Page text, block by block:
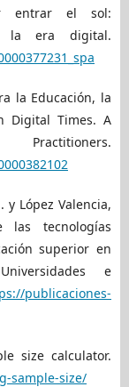
entrar el sol:
la era digital.
la Educación, la
Digital Times. A
y López Valencia,
las tecnologías
superior en
e
publicaciones-
size calculator.
sample-size/